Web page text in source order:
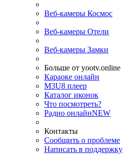
Веб-камеры Космос
Веб-камеры Отели
Веб-камеры Замки
Больше от yootv.online
Караоке онлайн
M3U8 плеер
Каталог иконок
Что посмотреть?
Радио онлайнNEW
Контакты
Сообщить о проблеме
Написать в поддержку